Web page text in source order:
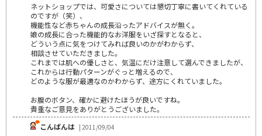
ネットショップでは、可愛さについては懇切丁寧に書いてくれている
のですが（笑）、
機能性など赤ちゃんの成長沿ったアドバイスが無く。
娘の成長に合った機能的なお洋服をいざ探すとなると、
どういう点に気をつけてみれば良いのかがわからず、
相談させていただきました。
これまでは肌への優しさと、気温にだけ注意して選んできましたが、
これからは行動パターンがぐっと増えるので、
どのような服が最適なのかわからず、途方にくれていました。
お腹のボタン、確かに避けたほうが良いですね。
貴重なご意見をありがとうございました。
こんばんは | 2011/09/04